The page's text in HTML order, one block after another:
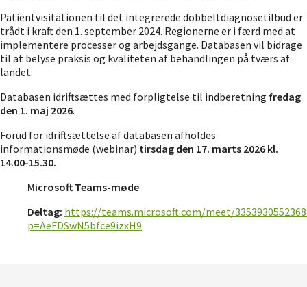
Patientvisitationen til det integrerede dobbeltdiagnosetilbud er
trådt i kraft den 1. september 2024. Regionerne er i færd med at
implementere processer og arbejdsgange. Databasen vil bidrage
til at belyse praksis og kvaliteten af behandlingen på tværs af
landet.
Databasen idriftsættes med forpligtelse til indberetning fredag
den 1. maj 2026.
Forud for idriftsættelse af databasen afholdes
informationsmøde (webinar) tirsdag den 17. marts 2026 kl.
14.00-15.30.
Microsoft Teams-møde
Deltag: https://teams.microsoft.com/meet/
p=AeFDSwN5bfce9izxH9